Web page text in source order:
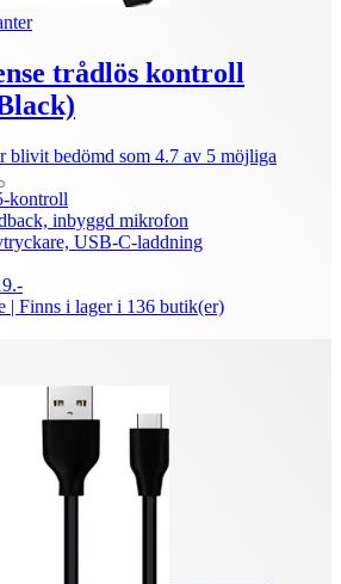
trådlös kontroll
blivit bedömd som 4.7 av 5 möjliga
kontroll
inbyggd mikrofon
USB-C-laddning
| Finns i lager i 136 butik(er)